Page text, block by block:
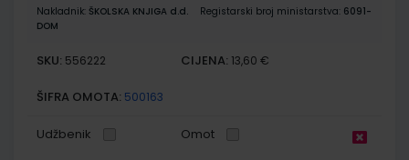
Nakladnik: ŠKOLSKA KNJIGA d.d. Registarski broj ministarstva: 6091-
DOM
SKU: 556222 CIJENA: 13,60 €
ŠIFRA OMOTA: 500163
Udžbenik Omot